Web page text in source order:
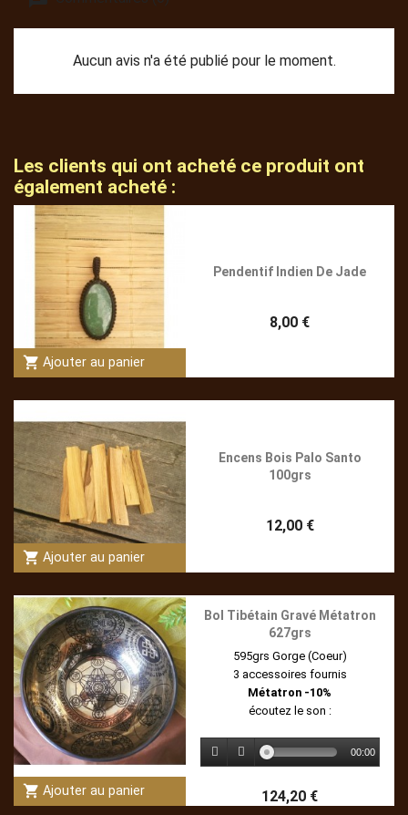
Aucun avis n'a été publié pour le moment.
Les clients qui ont acheté ce produit ont
également acheté :
shopping_cart Ajouter au panier
Pendentif Indien De Jade
8,00 €
shopping_cart Ajouter au panier
Encens Bois Palo Santo
100grs
12,00 €
shopping_cart Ajouter au panier
Bol Tibétain Gravé Métatron
627grs
595grs Gorge (Coeur)
3 accessoires fournis
Métatron -10%
écoutez le son :
00:00
124,20 €